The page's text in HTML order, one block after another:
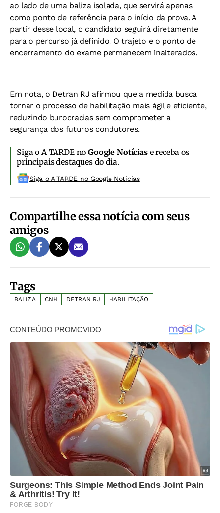
ao lado de uma baliza isolada, que servirá apenas
como ponto de referência para o início da prova. A
partir desse local, o candidato seguirá diretamente
para o percurso já definido. O trajeto e o ponto de
encerramento do exame permanecem inalterados.
Em nota, o Detran RJ afirmou que a medida busca
tornar o processo de habilitação mais ágil e eficiente,
reduzindo burocracias sem comprometer a
segurança dos futuros condutores.
Siga o A TARDE noGoogle Notíciase receba os
principais destaques do dia.
Siga o A TARDE no Google Noticias
Compartilhe essa notícia com seus
amigos
Tags
BALIZA CNH DETRAN RJ HABILITAÇÃO